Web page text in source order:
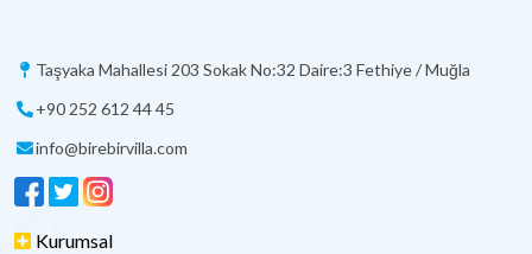
Taşyaka Mahallesi 203 Sokak No:32 Daire:3 Fethiye / Muğla
+90 252 612 44 45
info@birebirvilla.com
Kurumsal